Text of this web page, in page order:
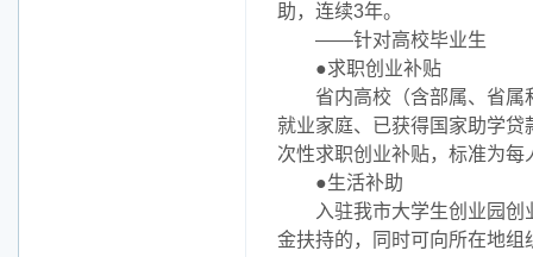
助，连续3年。
——针对高校毕业生
●求职创业补贴
省内高校（含部属、省属和
就业家庭、已获得国家助学
次性求职创业补贴，标准为每
●生活补助
入驻我市大学生创业园创业
金扶持的，同时可向所在地